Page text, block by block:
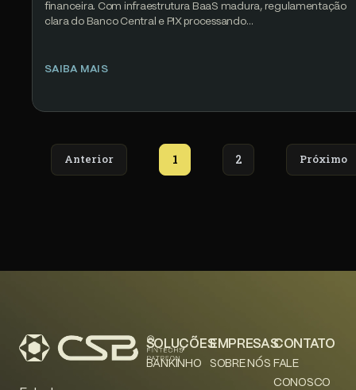
financeira. Com infraestrutura BaaS madura, regulamentação
clara do Banco Central e PIX processando…
SAIBA MAIS
Anterior 1 2 Próximo
SOLUÇÕES
BANKINHO
EMPRESAS
SOBRE NÓS
CONTATO
FALE
CONOSCO